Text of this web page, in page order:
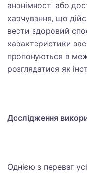
анонімності або
харчування, що
вести здоровий
характеристики
пропонуються в
розглядатися як
Дослідження
Однією з переваг